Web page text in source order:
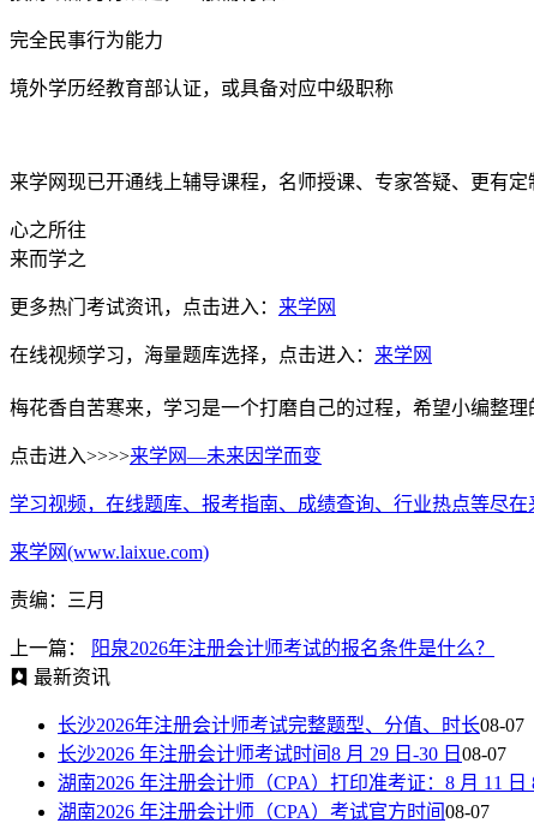
完全民事行为能力
境外学历经教育部认证，或具备对应中级职称
来学网现已开通线上辅导课程，名师授课、专家答疑、更有定
心之所往
来而学之
更多热门考试资讯，点击进入： 来学网
在线视频学习，海量题库选择，点击进入： 来学网
梅花香自苦寒来，学习是一个打磨自己的过程，希望小编整理
点击进入>>>>来学网—未来因学而变
学习视频，在线题库、报考指南、成绩查询、行业热点等尽在
来学网(www.laixue.com)
责编：三月
上一篇：
阳泉2026年注册会计师考试的报名条件是什么？
最新资讯
长沙2026年注册会计师考试完整题型、分值、时长08-07
长沙2026 年注册会计师考试时间8 月 29 日-30 日 08-07
湖南2026 年注册会计师（CPA）打印准考证：8 月 11 日
湖南2026 年注册会计师（CPA）考试官方时间08-07